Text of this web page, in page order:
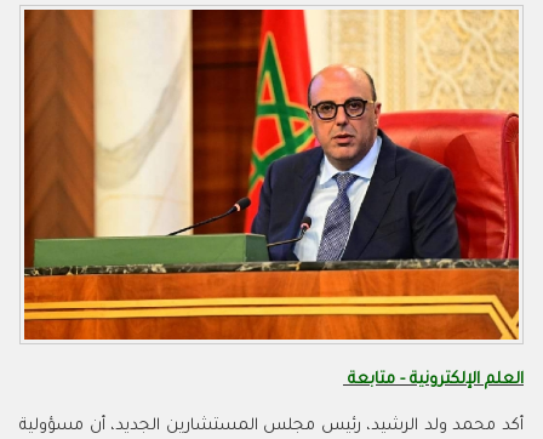
العلم الإلكترونية - متابعة
أكد محمد ولد الرشيد، رئيس مجلس المستشارين الجديد، أن مسؤولية